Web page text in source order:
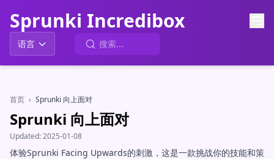
Sprunki Incredibox
语言
首页 › Sprunki 向上面对
Sprunki 向上面对
Updated:2025-01-08
体验Sprunki Facing Upwards的刺激，这是一款挑战你的技能和策